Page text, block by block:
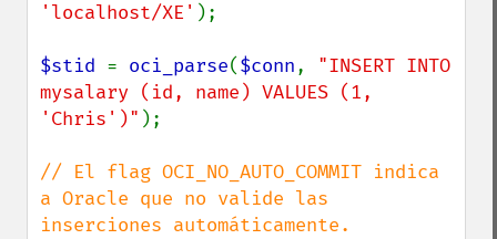
'localhost/XE' );
$stid = oci_parse($conn, "INSERT INTO
mysalary (id, name) VALUES (1,
'Chris')" );
// El flag OCI_NO_AUTO_COMMIT indica
a Oracle que no valide las